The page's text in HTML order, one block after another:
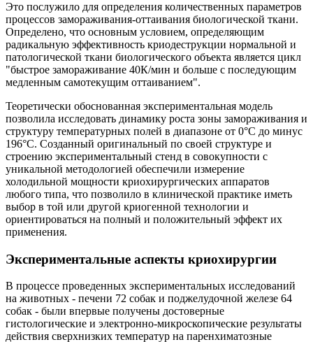
Это послужило для определения количественных параметров
процессов замораживания-оттаивания биологической ткани.
Определено, что основным условием, определяющим
радикальную эффективность криодеструкции нормальной и
патологической ткани биологического объекта является цикл
"быстрое замораживание 40К/мин и больше с последующим
медленным самотекущим оттаиванием".
Теоретически обоснованная экспериментальная модель
позволила исследовать динамику роста зоны замораживания и
структуру температурных полей в диапазоне от 0°C до минус
196°C. Созданный оригинальный по своей структуре и
строению экспериментальный стенд в совокупности с
уникальной методологией обеспечили измерение
холодильной мощности криохирургических аппаратов
любого типа, что позволило в клинической практике иметь
выбор в той или другой криогенной технологии и
ориентироваться на полный и положительный эффект их
применения.
Экспериментальные аспекты криохирургии
В процессе проведенных экспериментальных исследований
на животных - печени 72 собак и поджелудочной железе 64
собак - были впервые получены достоверные
гистологические и электронно-микроскопические результаты
действия сверхнизких температур на паренхиматозные